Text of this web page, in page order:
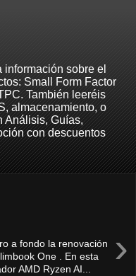
sobre el
Small Form Factor
También leeréis
almacenamiento, o
Análisis, Guías,
con descuentos
›
a fondo la renovación
One . En esta
AMD Ryzen AI...